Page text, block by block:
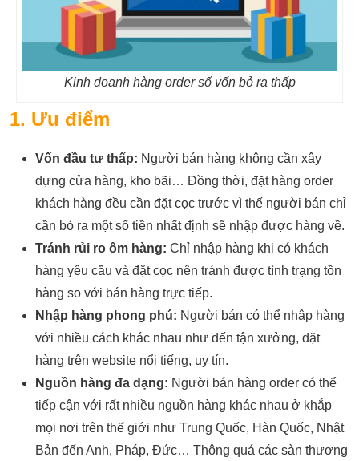
Kinh doanh hàng order số vốn bỏ ra thấp
1. Ưu điểm
Vốn đầu tư thấp: Người bán hàng không cần xây
dựng cửa hàng, kho bãi… Đồng thời, đặt hàng order
khách hàng đều cần đặt cọc trước vì thế người bán chỉ
cần bỏ ra một số tiền nhất định sẽ nhập được hàng về.
Tránh rủi ro ôm hàng: Chỉ nhập hàng khi có khách
hàng yêu cầu và đặt cọc nên tránh được tình trạng tồn
hàng so với bán hàng trực tiếp.
Nhập hàng phong phú: Người bán có thể nhập hàng
với nhiều cách khác nhau như đến tận xưởng, đặt
hàng trên website nổi tiếng, uy tín.
Nguồn hàng đa dạng: Người bán hàng order có thể
tiếp cận với rất nhiều nguồn hàng khác nhau ở khắp
mọi nơi trên thế giới như Trung Quốc, Hàn Quốc, Nhật
Bản đến Anh, Pháp, Đức… Thông quá các sàn thương